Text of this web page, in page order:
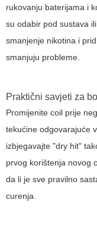
rukovanju baterijama i
su odabir pod sustava
smanjenje nikotina i
smanjuju probleme.
Praktični savjeti za
Promijenite coil prije
tekućine odgovarajuće
izbjegavajte "dry hit"
prvog korištenja novog
da li je sve pravilno
curenja.